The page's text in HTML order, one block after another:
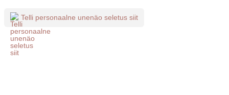
Telli personaalne unenäo seletus siit